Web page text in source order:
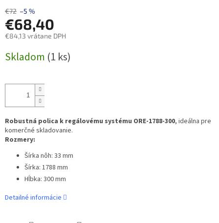
€72 –5 %
€68,40
€84,13 vrátane DPH
cena:
Skladom (1 ks)
Robustná polica k regálovému systému ORE-1788-300, ideálna pre
komerčné skladovanie.
Rozmery:
Šírka nôh: 33 mm
Šírka: 1788 mm
Hĺbka: 300 mm
Detailné informácie